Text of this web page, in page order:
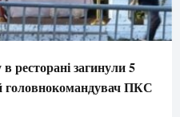
ресторані загинули 5
головнокомандувач ПКС